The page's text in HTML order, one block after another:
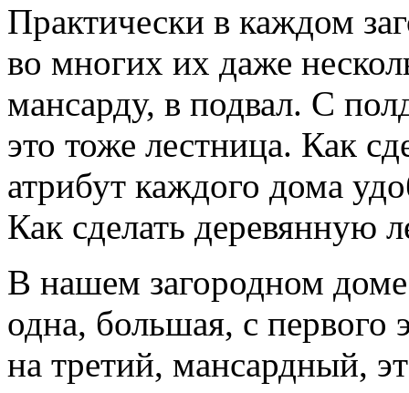
Практически в каждом
во многих их даже
мансарду, в подвал. С
это тоже лестница. Как
атрибут каждого дома
Как сделать деревянную
В нашем загородном
одна, большая, с первого
на третий, мансардный,